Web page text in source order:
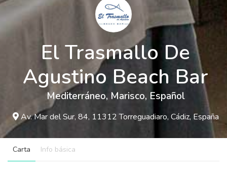
El Trasmallo De
Agustino Beach Bar
Mediterráneo, Marisco, Español
Av. Mar del Sur, 84, 11312 Torreguadiaro, Cádiz, España
Carta Info básica